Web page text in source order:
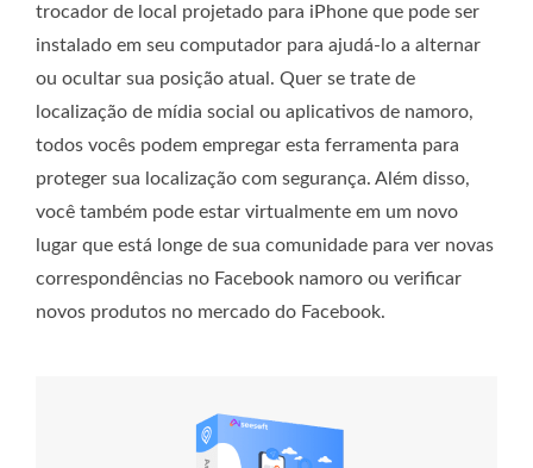
trocador de local projetado para iPhone que pode ser
instalado em seu computador para ajudá-lo a alternar
ou ocultar sua posição atual. Quer se trate de
localização de mídia social ou aplicativos de namoro,
todos vocês podem empregar esta ferramenta para
proteger sua localização com segurança. Além disso,
você também pode estar virtualmente em um novo
lugar que está longe de sua comunidade para ver novas
correspondências no Facebook namoro ou verificar
novos produtos no mercado do Facebook.